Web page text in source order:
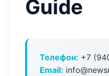
Guide
Телефон: +7
Email: